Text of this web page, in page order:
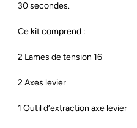
30 secondes.
Ce kit comprend :
2 Lames de tension 16
2 Axes levier
1 Outil d’extraction axe levier